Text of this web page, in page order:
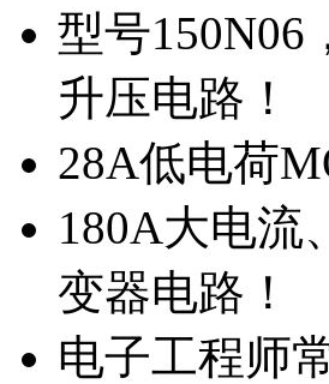
型号150N06
升压电路！
28A低电荷
180A大电流
变器电路！
电子工程师